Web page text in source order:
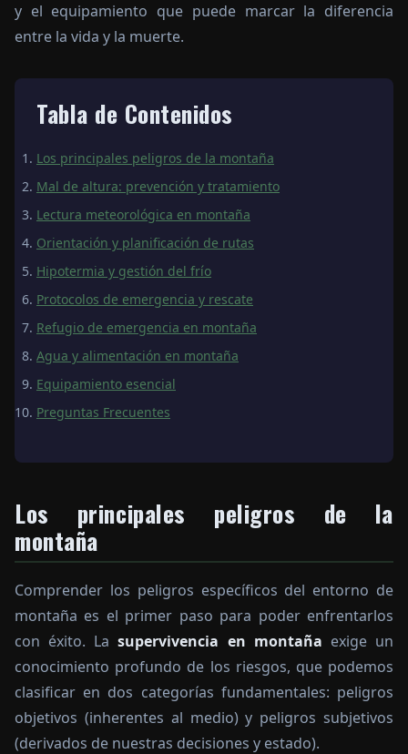
y el equipamiento que puede marcar la diferencia
entre la vida y la muerte.
Tabla de Contenidos
Los principales peligros de la montaña
Mal de altura: prevención y tratamiento
Lectura meteorológica en montaña
Orientación y planificación de rutas
Hipotermia y gestión del frío
Protocolos de emergencia y rescate
Refugio de emergencia en montaña
Agua y alimentación en montaña
Equipamiento esencial
Preguntas Frecuentes
Los principales peligros de la
montaña
Comprender los peligros específicos del entorno de
montaña es el primer paso para poder enfrentarlos
con éxito. Lasupervivencia en montaña exige un
conocimiento profundo de los riesgos, que podemos
clasificar en dos categorías fundamentales: peligros
objetivos (inherentes al medio) y peligros subjetivos
(derivados de nuestras decisiones y estado).